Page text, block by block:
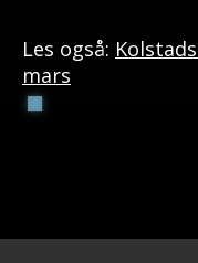
Les også:
mars